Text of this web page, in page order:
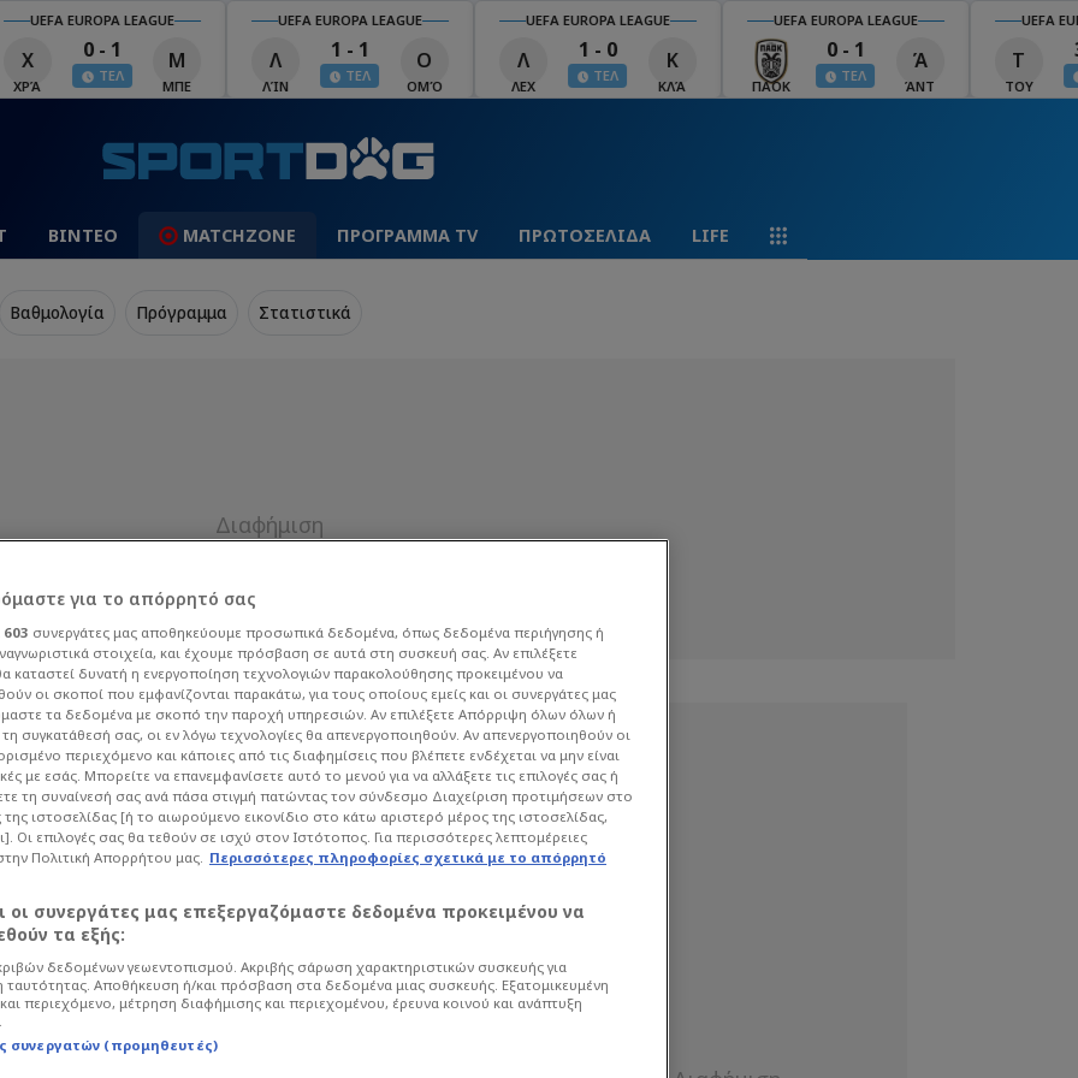
UEFA EUROPA LEAGUE
Χ
ΧΡΆ
0 - 1
ΤΕΛ
Μ
ΜΠΕ
UEFA EUROPA LEAGUE
Λ
ΛΊΝ
1 - 1
ΤΕΛ
Ο
ΟΜΌ
UEFA EUROPA LEAGUE
Λ
ΛΕΧ
1 - 0
ΤΕΛ
Κ
ΚΛΆ
UEFA EUROPA LEAGUE
ΠΑΟΚ
0 - 1
ΤΕΛ
Ά
ΆΝΤ
UEFA
Τ
ΤΟΥ
ΒΙΝΤΕΟ MATCHZONE ΠΡΟΓΡΑΜΜΑ TV ΠΡΩΤΟΣΕΛΙΔΑ LIFE
Βαθμολογία Πρόγραμμα Στατιστικά
του
πρώτος στη
χωρίς αυτό να σημαίνει πως
σταματήσει να εξετάζουν και τις
για το απόρρητό σας
603 συνεργάτες μας αποθηκεύουμε προσωπικά δεδομένα, όπως δεδομένα περιήγησης ή
στοιχεία, και έχουμε πρόσβαση σε αυτά στη συσκευή σας. Αν επιλέξετε
καταστεί δυνατή η ενεργοποίηση τεχνολογιών παρακολούθησης προκειμένου να
οι σκοποί που εμφανίζονται παρακάτω, για τους οποίους εμείς και οι συνεργάτες μας
τα δεδομένα με σκοπό την παροχή υπηρεσιών. Αν επιλέξετε Απόρριψη όλων όλων ή
συγκατάθεσή σας, οι εν λόγω τεχνολογίες θα απενεργοποιηθούν. Αν απενεργοποιηθούν οι
περιεχόμενο και κάποιες από τις διαφημίσεις που βλέπετε ενδέχεται να μην είναι
με εσάς. Μπορείτε να επανεμφανίσετε αυτό το μενού για να αλλάξετε τις επιλογές σας ή
τη συναίνεσή σας ανά πάσα στιγμή πατώντας τον σύνδεσμο Διαχείριση προτιμήσεων στο
ιστοσελίδας [ή το αιωρούμενο εικονίδιο στο κάτω αριστερό μέρος της ιστοσελίδας,
Οι επιλογές σας θα τεθούν σε ισχύ στον Ιστότοπος. Για περισσότερες λεπτομέρειες
Πολιτική Απορρήτου μας. Περισσότερες πληροφορίες σχετικά με το απόρρητό
οι συνεργάτες μας επεξεργαζόμαστε δεδομένα προκειμένου να
τα εξής:
δεδομένων γεωεντοπισμού. Ακριβής σάρωση χαρακτηριστικών συσκευής για
ταυτότητας. Αποθήκευση ή/και πρόσβαση στα δεδομένα μιας συσκευής. Εξατομικευμένη
περιεχόμενο, μέτρηση διαφήμισης και περιεχομένου, έρευνα κοινού και ανάπτυξη
συνεργατών (προμηθευτές)